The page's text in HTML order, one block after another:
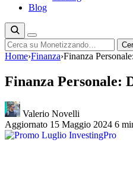
Blog
Cerca
Home›Finanza›Finanza
Finanza Personale:
Valerio Novelli
Aggiornato 15 Maggio 2024 6